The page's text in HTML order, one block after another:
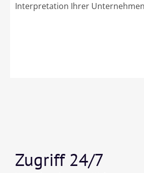
Interpretation Ihrer
Zugriff 24/7